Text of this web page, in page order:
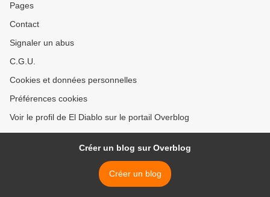
Pages
Contact
Signaler un abus
C.G.U.
Cookies et données personnelles
Préférences cookies
Voir le profil de El Diablo sur le portail Overblog
Créer un blog sur Overblog
Créer un blog